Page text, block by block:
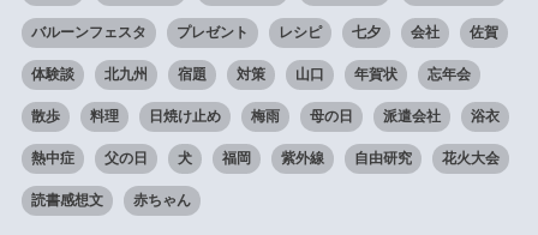
バルーンフェスタ プレゼント レシピ 七夕 会社 佐賀
体験談 北九州 宿題 対策 山口 年賀状 忘年会
散歩 料理 日焼け止め 梅雨 母の日 派遣会社 浴衣
熱中症 父の日 犬 福岡 紫外線 自由研究 花火大会
読書感想文 赤ちゃん